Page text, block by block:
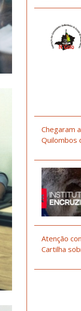
Chegaram
Quilombos
Atenção
Cartilha